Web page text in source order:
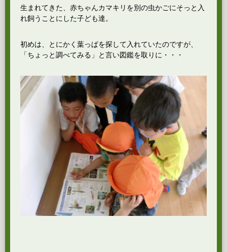
生まれてきた、赤ちゃんカマキリを別の虫かごにそっと入
れ飼うことにした子ども達。
初めは、とにかく葉っぱを探して入れていたのですが、
「ちょっと調べてみる」と言い図鑑を取りに・・・